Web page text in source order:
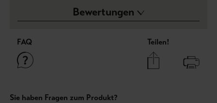
Bewertungen
FAQ Teilen!
Sie haben Fragen zum Produkt?